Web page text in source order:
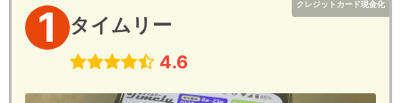
クレジットカード現金化
1 タイムリー
4.6